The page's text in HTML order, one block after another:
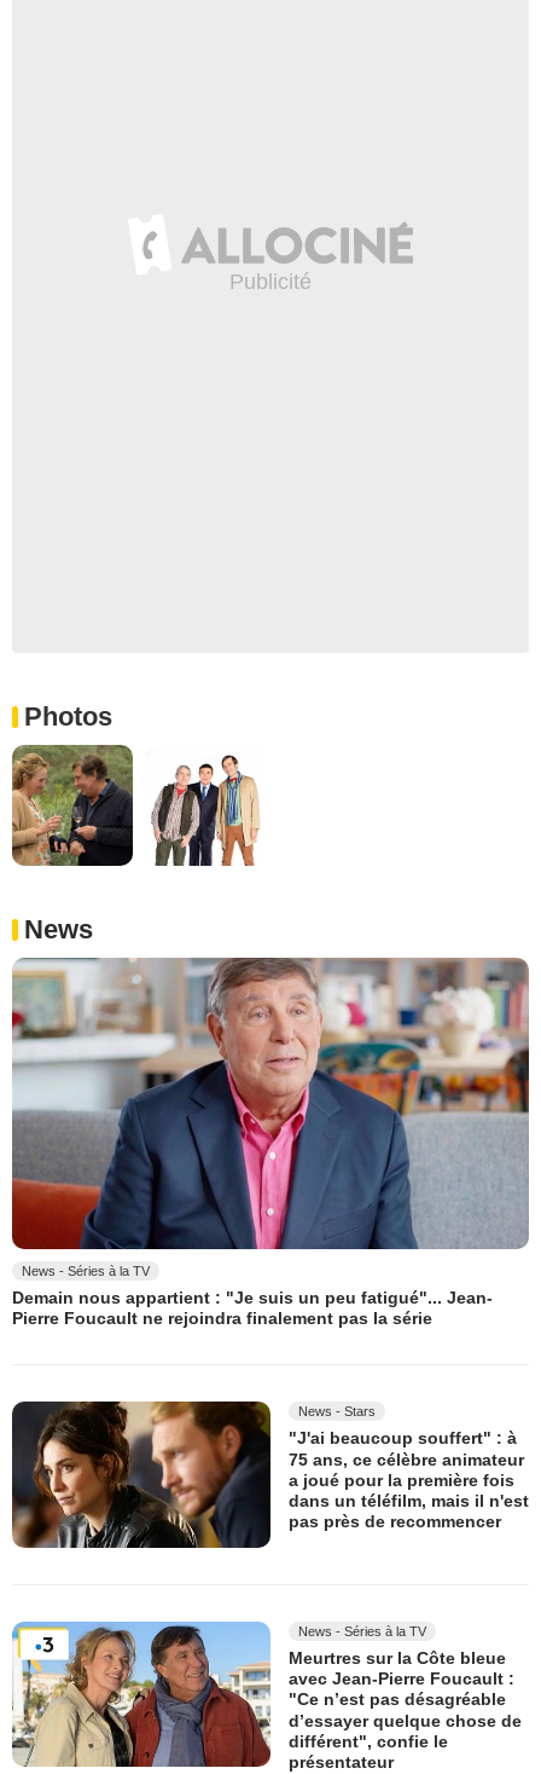
Photos
News
News - Séries à la TV
Demain nous appartient : "Je suis un peu fatigué"... Jean-
Pierre Foucault ne rejoindra finalement pas la série
News - Stars
"J'ai beaucoup souffert" : à
75 ans, ce célèbre animateur
a joué pour la première fois
dans un téléfilm, mais il n'est
pas près de recommencer
News - Séries à la TV
Meurtres sur la Côte bleue
avec Jean-Pierre Foucault :
"Ce n’est pas désagréable
d’essayer quelque chose de
différent", confie le
présentateur